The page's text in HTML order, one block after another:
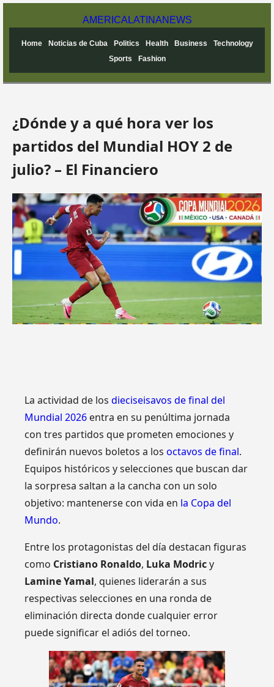
AMERICA LATINANEWS
Home Noticias de Cuba Politics Health Business
Technology
Sports
Fashion
¿Dónde y a qué hora ver los
partidos del Mundial HOY 2 de
julio? – El Financiero
La actividad de losdieciseisavos de final del
Mundial 2026 entra en su penúltima jornada
con tres partidos que prometen emociones y
definirán nuevos boletos a losoctavos de final.
Equipos históricos y selecciones que buscan dar
la sorpresa saltan a la cancha con un solo
objetivo: mantenerse con vida en la Copa del
Mundo.
Entre los protagonistas del día destacan figuras
como Cristiano Ronaldo, Luka Modricy
Lamine Yamal, quienes liderarán a sus
respectivas selecciones en una ronda de
eliminación directa donde cualquier error
puede significar el adiós del torneo.